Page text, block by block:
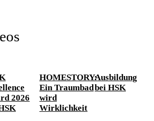
2026
HOMESTORY:
Ein Traumbad
wird
Wirklichkeit
Ausbildung
bei HSK